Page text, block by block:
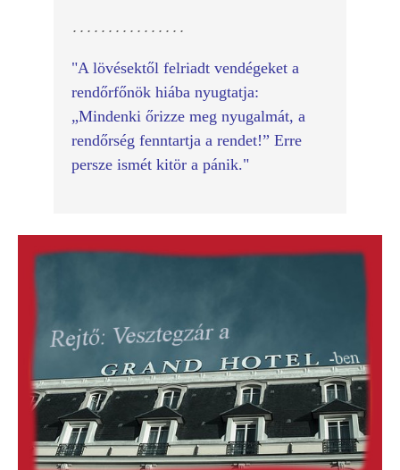
................
"A lövésektől felriadt vendégeket a
rendőrfőnök hiába nyugtatja:
„Mindenki őrizze meg nyugalmát, a
rendőrség fenntartja a rendet!” Erre
persze ismét kitör a pánik."